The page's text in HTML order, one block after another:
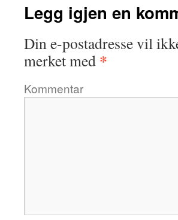
Legg igjen en
Din e-postadresse vil
merket med *
Kommentar